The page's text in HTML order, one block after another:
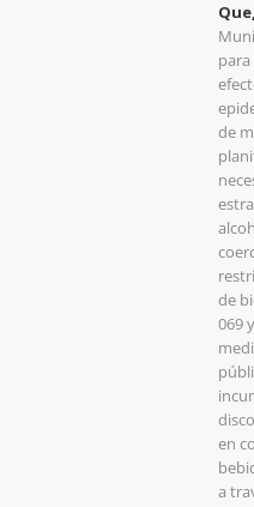
Que,
de
de
069
en
a